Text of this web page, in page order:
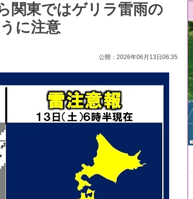
関東ではゲリラ雷雨の
に注意
公開：2026年06月13日06:35